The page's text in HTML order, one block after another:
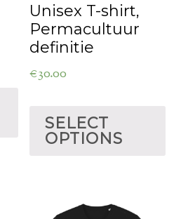
Unisex T-shirt,
Permacultuur
definitie
€30.00
SELECT
OPTIONS